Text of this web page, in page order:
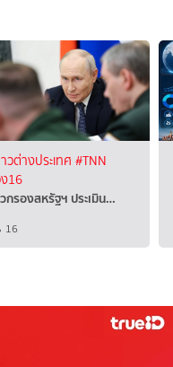
วต่างประเทศ #TNN
16
กรองสหรัฐฯ ประเมิน…
16